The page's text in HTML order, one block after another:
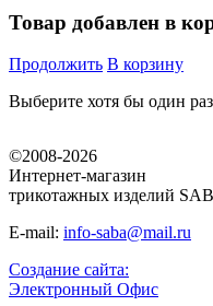
Товар добавлен в
Продолжить В корзину
Выберите хотя бы один
©2008-2026
Интернет-магазин
трикотажных изделий
E-mail: info-saba@mail.ru
Создание сайта:
Электронный Офис